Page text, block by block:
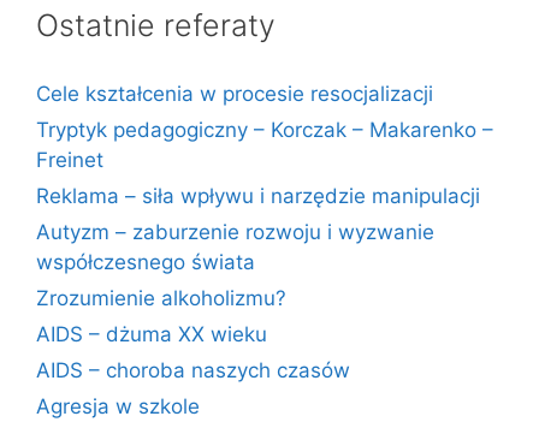
Ostatnie referaty
Cele kształcenia w procesie resocjalizacji
Tryptyk pedagogiczny – Korczak – Makarenko –
Freinet
Reklama – siła wpływu i narzędzie manipulacji
Autyzm – zaburzenie rozwoju i wyzwanie
współczesnego świata
Zrozumienie alkoholizmu?
AIDS – dżuma XX wieku
AIDS – choroba naszych czasów
Agresja w szkole